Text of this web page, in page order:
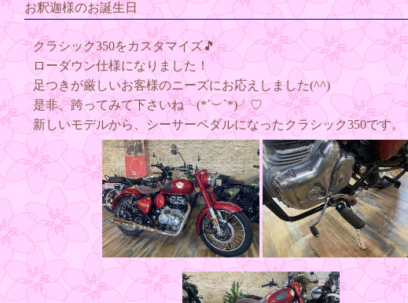
お釈迦様のお誕生日
クラシック350をカスタマイズ🎵
ローダウン仕様になりました！
足つきが厳しいお客様のニーズにお応えしました(^^)
是非、跨ってみて下さいね╰(*´︶`*)╯♡
新しいモデルから、シーサーペダルになったクラシック350です。